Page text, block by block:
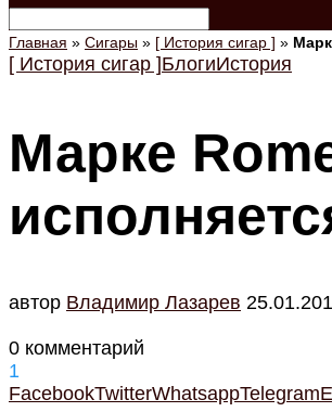
Главная » Сигары » [ История сигар ] »
[ История сигар ]БлогиИстория
Марке
автор Владимир Лазарев
0 комментарий
1
FacebookTwitterWhatsappTelegram